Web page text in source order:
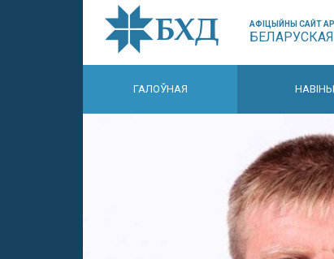
АФІЦЫЙНЫ САЙТ
ГАЛОЎНАЯ НАВІНЫ